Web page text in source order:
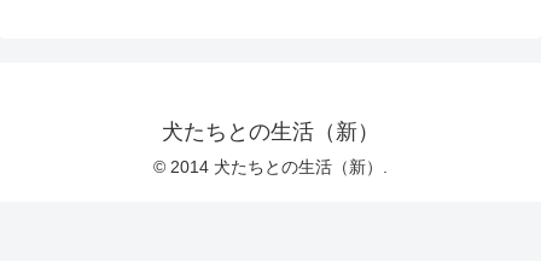
犬たちとの生活（新）
© 2014 犬たちとの生活（新）.